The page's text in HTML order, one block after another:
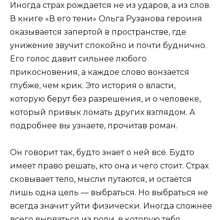
Иногда страх рождается не из ударов, а из слов.
В книге «В его тени» Ольга Рузанова героиня
оказывается запертой в пространстве, где
унижение звучит спокойно и почти буднично.
Его голос давит сильнее любого
прикосновения, а каждое слово вонзается
глубже, чем крик. Это история о власти,
которую берут без разрешения, и о человеке,
который привык ломать других взглядом. А
подробнее вы узнаете, прочитав роман.
Он говорит так, будто знает о ней всё. Будто
имеет право решать, кто она и чего стоит. Страх
сковывает тело, мысли путаются, и остаётся
лишь одна цель — выбраться. Но выбраться не
всегда значит уйти физически. Иногда сложнее